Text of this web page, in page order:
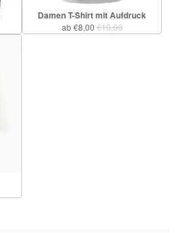
Damen T-Shirt mit Aufdruck
ab €8,00€10,00